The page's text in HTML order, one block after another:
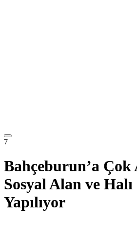
7
Bahçeburun’a Çok
Sosyal Alan ve Halı
Yapılıyor